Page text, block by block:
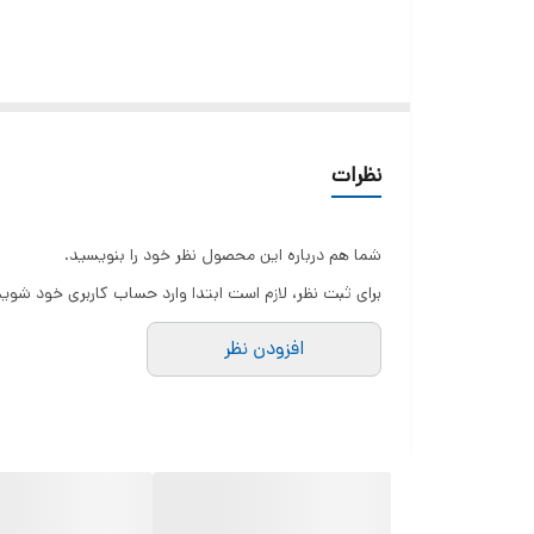
نظرات
شما هم درباره این محصول نظر خود را بنویسید.
برای ثبت نظر، لازم است ابتدا وارد حساب کاربری خود
افزودن نظر